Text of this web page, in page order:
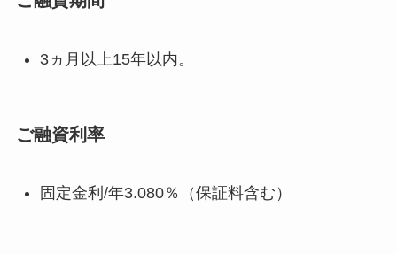
3ヵ月以上15年以内。
ご融資利率
固定金利/年3.080％（保証料含む）